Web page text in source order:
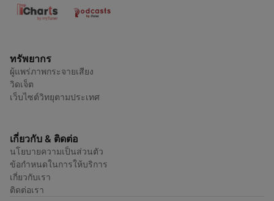
ทรัพยากร
ผู้แพร่ภาพกระจายเสียง
วิดเจ็ต
เว็บไซต์วิทยุตามประเทศ
เกี่ยวกับ & ติดต่อ
นโยบายความเป็นส่วนตัว
ข้อกำหนดในการให้บริการ
เกี่ยวกับเรา
ติดต่อเรา